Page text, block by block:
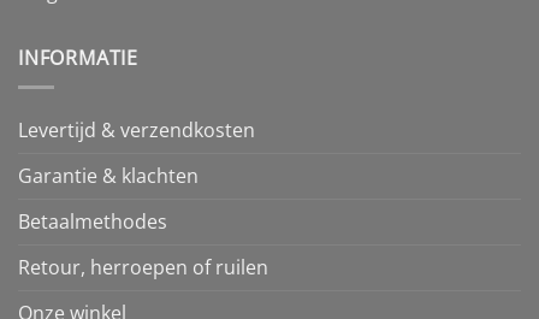
INFORMATIE
Levertijd & verzendkosten
Garantie & klachten
Betaalmethodes
Retour, herroepen of ruilen
Onze winkel